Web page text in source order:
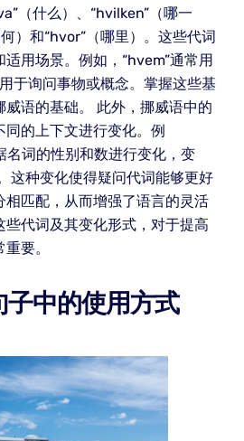
（什么）、“hvilken”（哪一
）和“hvor”（哪里）。这些代词
用场景。例如，“hvem”通常用
于询问事物或概念。掌握这些基
语的基础。 此外，挪威语中的
的上下文进行变化。例
名词的性别和数进行变化，变
这种变化使得疑问代词能够更好
相匹配，从而增强了语言的灵活
代词及其变化形式，对于提高
要。
中的使用方式